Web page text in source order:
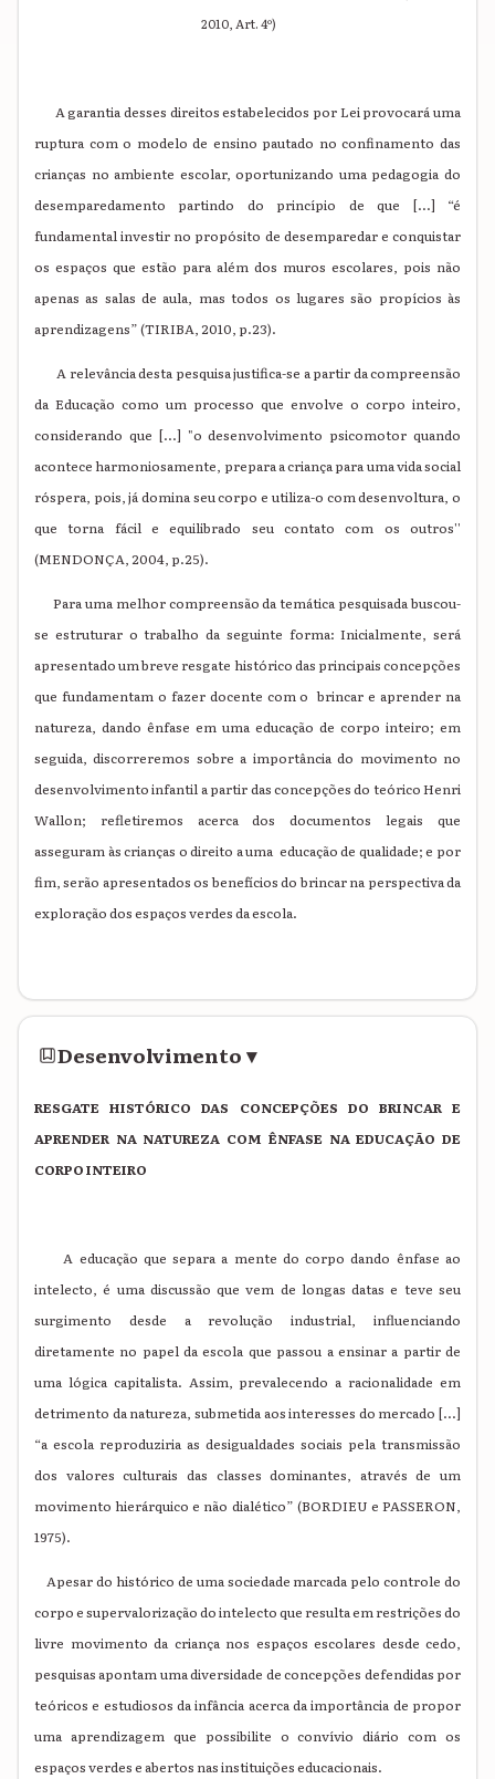
2010, Art. 4º)
A garantia desses direitos estabelecidos por Lei provocará uma
ruptura com o modelo de ensino pautado no confinamento das
crianças no ambiente escolar, oportunizando uma pedagogia do
desemparedamento partindo do princípio de que [...] “é
fundamental investir no propósito de desemparedar e conquistar
os espaços que estão para além dos muros escolares, pois não
apenas as salas de aula, mas todos os lugares são propícios às
aprendizagens” (TIRIBA, 2010, p.23).
A relevância desta pesquisa justifica-se a partir da compreensão
da Educação como um processo que envolve o corpo inteiro,
considerando que [...] "o desenvolvimento psicomotor quando
acontece harmoniosamente, prepara a criança para uma vida social
róspera, pois, já domina seu corpo e utiliza-o com desenvoltura, o
que torna fácil e equilibrado seu contato com os outros''
(MENDONÇA, 2004, p.25).
Para uma melhor compreensão da temática pesquisada buscou-
se estruturar o trabalho da seguinte forma: Inicialmente, será
apresentado um breve resgate histórico das principais concepções
que fundamentam o fazer docente com o brincar e aprender na
natureza, dando ênfase em uma educação de corpo inteiro; em
seguida, discorreremos sobre a importância do movimento no
desenvolvimento infantil a partir das concepções do teórico Henri
Wallon; refletiremos acerca dos documentos legais que
asseguram às crianças o direito a uma educação de qualidade; e por
fim, serão apresentados os benefícios do brincar na perspectiva da
exploração dos espaços verdes da escola.
Desenvolvimento▾
RESGATE HISTÓRICO DAS CONCEPÇÕES DO BRINCAR E
APRENDER NA NATUREZA COM ÊNFASE NA EDUCAÇÃO DE
CORPO INTEIRO
A educação que separa a mente do corpo dando ênfase ao
intelecto, é uma discussão que vem de longas datas e teve seu
surgimento desde a revolução industrial, influenciando
diretamente no papel da escola que passou a ensinar a partir de
uma lógica capitalista. Assim, prevalecendo a racionalidade em
detrimento da natureza, submetida aos interesses do mercado [...]
“a escola reproduziria as desigualdades sociais pela transmissão
dos valores culturais das classes dominantes, através de um
movimento hierárquico e não dialético” (BORDIEU e PASSERON,
1975).
Apesar do histórico de uma sociedade marcada pelo controle do
corpo e supervalorização do intelecto que resulta em restrições do
livre movimento da criança nos espaços escolares desde cedo,
pesquisas apontam uma diversidade de concepções defendidas por
teóricos e estudiosos da infância acerca da importância de propor
uma aprendizagem que possibilite o convívio diário com os
espaços verdes e abertos nas instituições educacionais.